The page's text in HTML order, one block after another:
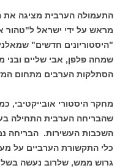
התעמולה הערבית מציגה את
מראש על ידי ישראל ל"טהור
"היסטוריונים חדשים"
שמחה פלפן, אבי שליים ובני
הסתלקות הערבים מתחום
מחקר היסטורי אובייקטיבי,
שהבריחה הערבית התחילה
השכבות העשירות. הבריחה
כלי התקשורת הערביים על
גרוש ממש, שלרוב נעשה בשל